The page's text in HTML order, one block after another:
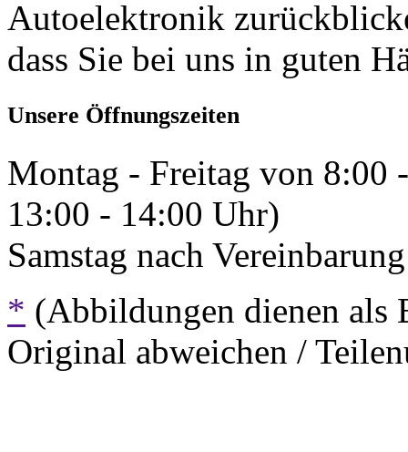
Autoelektronik
dass Sie bei uns in guten
Unsere Öffnungszeiten
Montag - Freitag von 8:00
13:00 - 14:00 Uhr)
Samstag nach
* (Abbildungen dienen als
Original abweichen /